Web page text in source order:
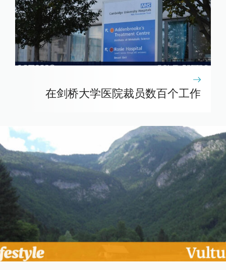
在剑桥大学医院裁员数百个工作